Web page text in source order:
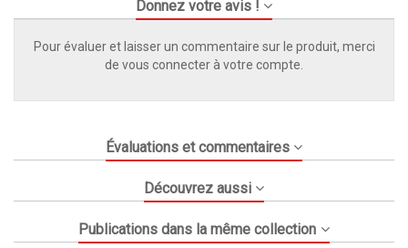
Donnez votre avis !
Pour évaluer et laisser un commentaire sur le produit, merci
de vous connecter à votre compte.
Évaluations et commentaires
Découvrez aussi
Publications dans la même collection